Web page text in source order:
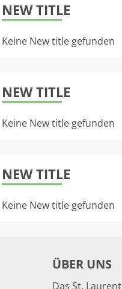
NEW TITLE
Keine New title gefunden
NEW TITLE
Keine New title gefunden
NEW TITLE
Keine New title gefunden
ÜBER UNS
Das St.